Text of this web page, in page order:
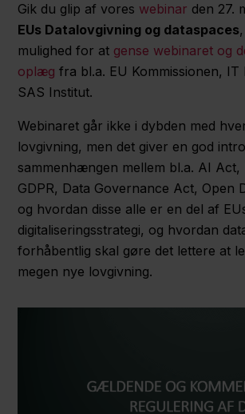
Gik du glip af vores webinar den 27.
EUs Datalovgivning og dataspaces
mulighed for at gense webinaret og
oplæg fra bl.a. EU Kommissionen, IT
SAS Institut.
Webinaret går ikke i dybden med
lovgivning, men det giver en god
sammenhængen mellem bl.a. AI Act,
GDPR, Data Governance Act, Open
og hvordan disse alle er en del af
digitaliseringsstrategi, og hvordan
forhåbentlig skal gøre det lettere at
megen nye lovgivning.